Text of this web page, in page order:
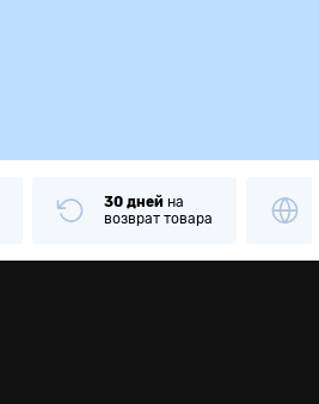
30 дней на
возврат товара